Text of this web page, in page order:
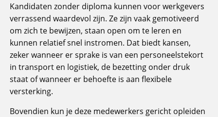
Kandidaten zonder diploma kunnen voor werkgevers
verrassend waardevol zijn. Ze zijn vaak gemotiveerd
om zich te bewijzen, staan open om te leren en
kunnen relatief snel instromen. Dat biedt kansen,
zeker wanneer er sprake is van een personeelstekort
in transport en logistiek, de bezetting onder druk
staat of wanneer er behoefte is aan flexibele
versterking.
Bovendien kun je deze medewerkers gericht opleiden